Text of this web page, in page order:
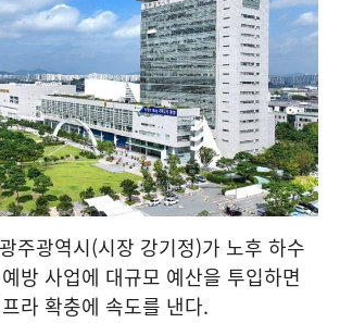
주광역시(시장 강기정)가 노후 하수
방 사업에 대규모 예산을 투입하면
라 확충에 속도를 낸다.